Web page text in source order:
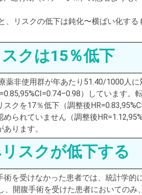
、リスクの低下は鈍化〜横ばい化す
クは15％低下
薬非使用群が年あたり51.40/1000人
）しています。
クを17％低下（調整後
られていません（調整後
ります。
スクが低下する
を受けなかった患者では、統計学的
、開腹手術を受けた患者においての